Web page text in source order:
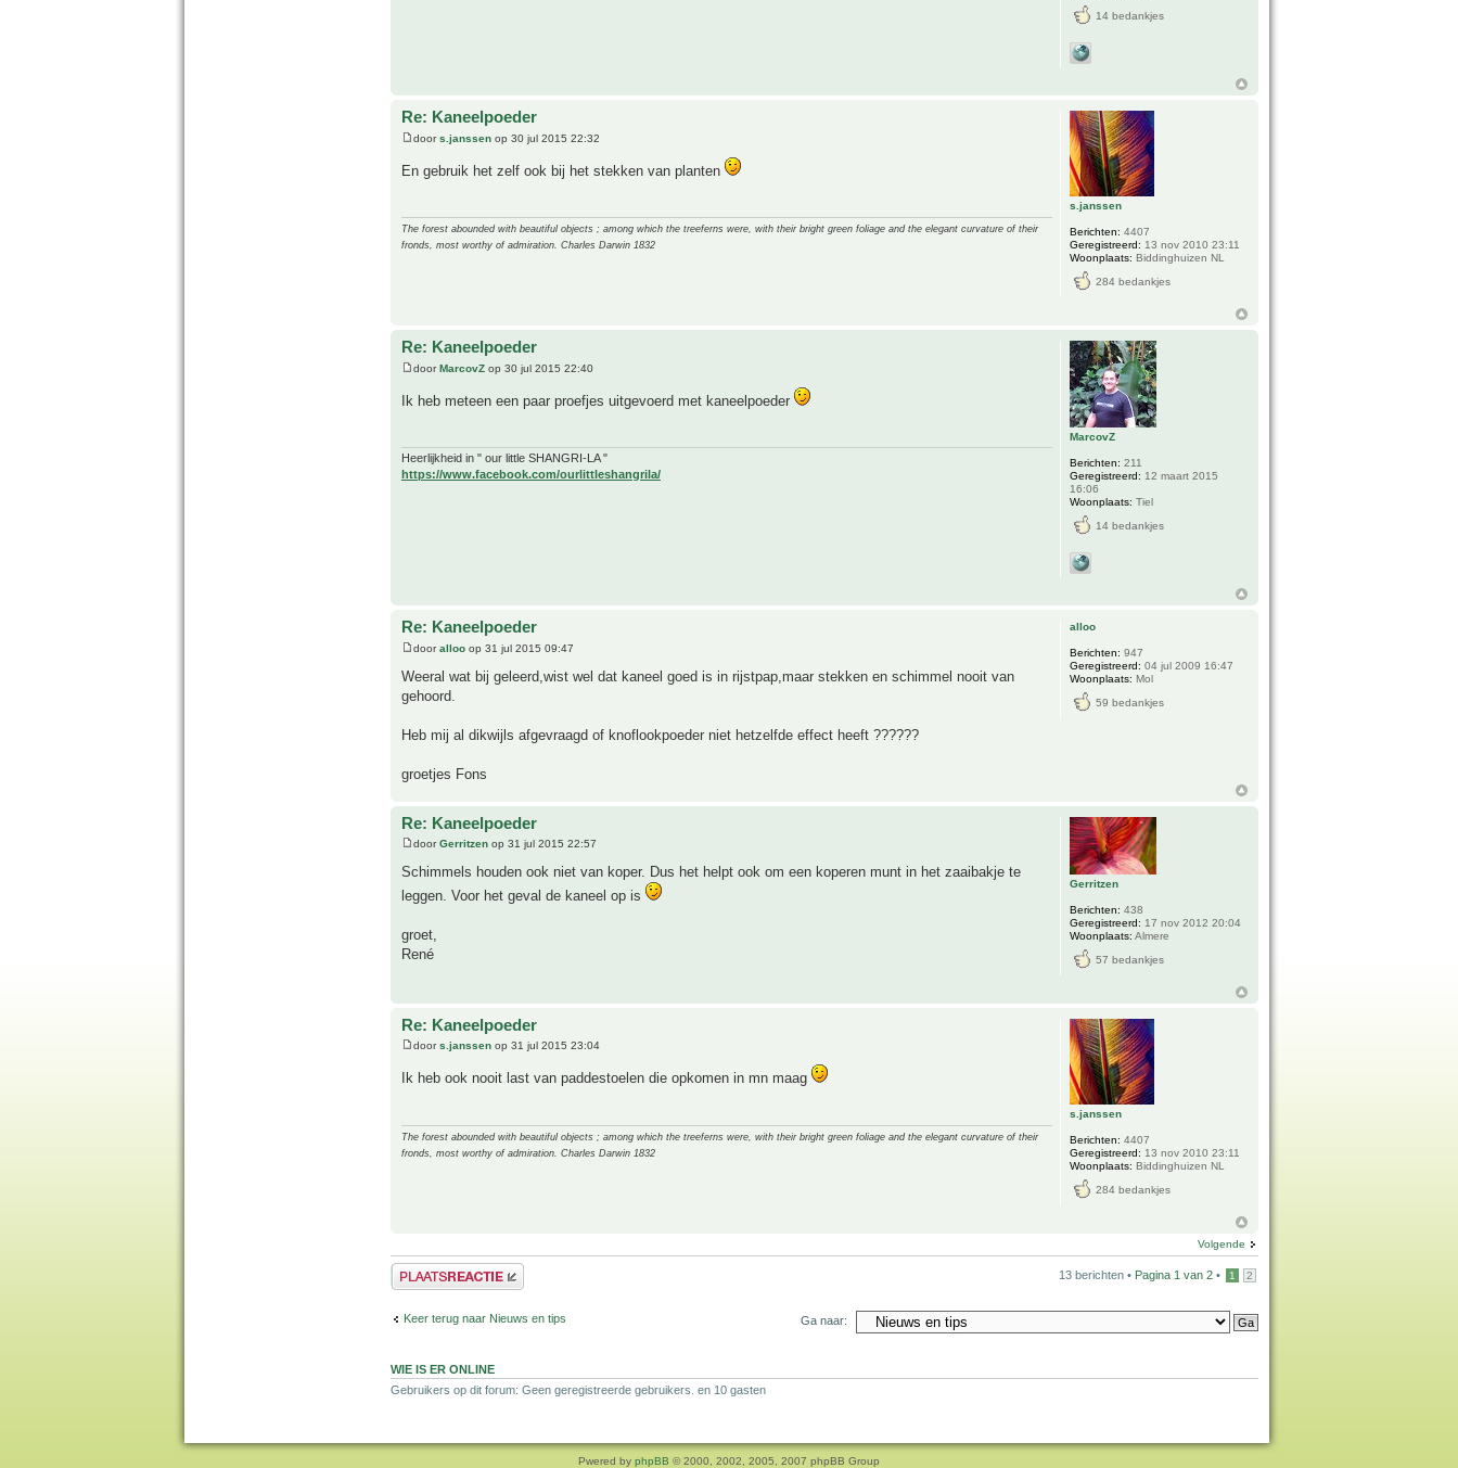
14 bedankjes
Re: Kaneelpoeder
doors.janssen op 30 jul 2015 22:32
En gebruik het zelf ook bij het stekken van planten
The forest abounded with beautiful objects ; among which the treeferns were, with their bright green foliage and the elegant curvature of their
fronds, most worthy of admiration. Charles Darwin 1832
s.janssen
Berichten: 4407
Geregistreerd: 13 nov 2010 23:11
Woonplaats: Biddinghuizen NL
284 bedankjes
Re: Kaneelpoeder
doorMarcovZ op 30 jul 2015 22:40
Ik heb meteen een paar proefjes uitgevoerd met kaneelpoeder
Heerlijkheid in " our little SHANGRI-LA "
https://www.facebook.com/ourlittleshangrila/
MarcovZ
Berichten: 211
Geregistreerd: 12 maart 2015
16:06
Woonplaats: Tiel
14 bedankjes
Re: Kaneelpoeder
dooralloo op 31 jul 2015 09:47
Weeral wat bij geleerd,wist wel dat kaneel goed is in rijstpap,maar stekken en schimmel nooit van
gehoord.
Heb mij al dikwijls afgevraagd of knoflookpoeder niet hetzelfde effect heeft ??????
groetjes Fons
alloo
Berichten: 947
Geregistreerd: 04 jul 2009 16:47
Woonplaats: Mol
59 bedankjes
Re: Kaneelpoeder
doorGerritzen op 31 jul 2015 22:57
Schimmels houden ook niet van koper. Dus het helpt ook om een koperen munt in het zaaibakje te
leggen. Voor het geval de kaneel op is
groet,
René
Gerritzen
Berichten: 438
Geregistreerd: 17 nov 2012 20:04
Woonplaats: Almere
57 bedankjes
Re: Kaneelpoeder
doors.janssen op 31 jul 2015 23:04
Ik heb ook nooit last van paddestoelen die opkomen in mn maag
The forest abounded with beautiful objects ; among which the treeferns were, with their bright green foliage and the elegant curvature of their
fronds, most worthy of admiration. Charles Darwin 1832
s.janssen
Berichten: 4407
Geregistreerd: 13 nov 2010 23:11
Woonplaats: Biddinghuizen NL
284 bedankjes
Volgende
Plaats een reactie 13 berichten • Pagina 1 van 2 • 1 2
Keer terug naar Nieuws en tips Ga naar:
WIE IS ER ONLINE
Gebruikers op dit forum: Geen geregistreerde gebruikers. en 10 gasten
Pwered by phpBB © 2000, 2002, 2005, 2007 phpBB Group